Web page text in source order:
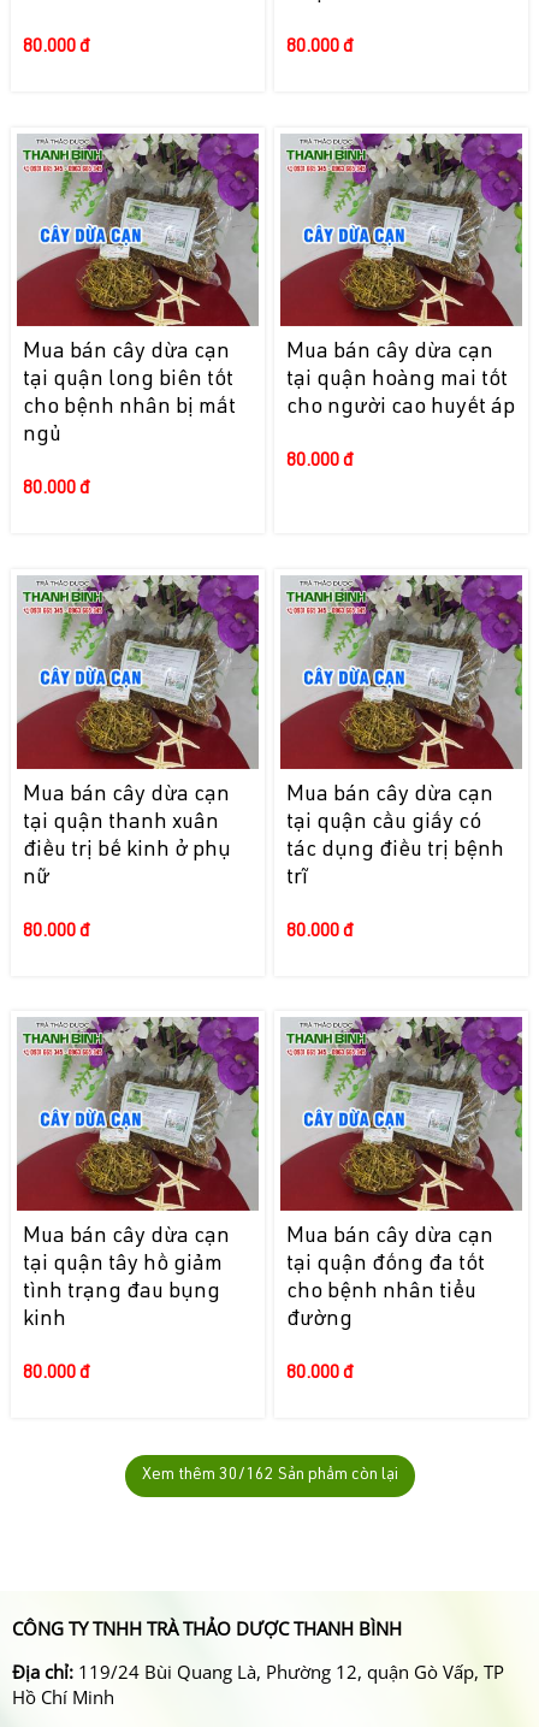
80.000 đ 80.000 đ
Mua bán cây dừa cạn
tại quận long biên tốt
cho bệnh nhân bị mất
ngủ
80.000 đ
Mua bán cây dừa cạn
tại quận hoàng mai tốt
cho người cao huyết áp
80.000 đ
Mua bán cây dừa cạn
tại quận thanh xuân
điều trị bế kinh ở phụ
nữ
80.000 đ
Mua bán cây dừa cạn
tại quận cầu giấy có
tác dụng điều trị bệnh
trĩ
80.000 đ
Mua bán cây dừa cạn
tại quận tây hồ giảm
tình trạng đau bụng
kinh
80.000 đ
Mua bán cây dừa cạn
tại quận đống đa tốt
cho bệnh nhân tiểu
đường
80.000 đ
Xem thêm 30/162 Sản phẩm còn lại
CÔNG TY TNHH TRÀ THẢO DƯỢC THANH BÌNH
Địa chỉ: 119/24 Bùi Quang Là, Phường 12, quận Gò Vấp, TP
Hồ Chí Minh